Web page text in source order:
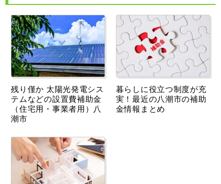
残り僅か 太陽光発電シス
テムなどの設置費補助金
（住宅用・事業者用）八
潮市
暮らしに役立つ制度が充
実！最近の八潮市の補助
金情報まとめ